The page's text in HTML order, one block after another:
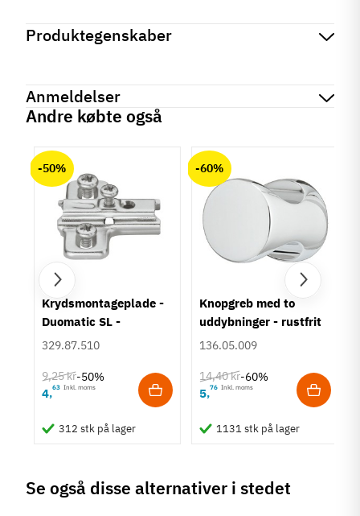
Produktegenskaber
TilstandNy
Anmeldelser
Der er ingen kundeanmeldelser endnu.
Andre købte også
-50%
Krydsmontageplade -
Duomatic SL -
Euroskruer
329.87.510
9,25 kr-50%
4,63 Inkl. moms
312 stk på lager
-60%
Knopgreb med to
uddybninger - rustfrit
stål
136.05.009
14,40 kr-60%
5,76 Inkl. moms
1131 stk på lager
Se også disse alternativer i stedet